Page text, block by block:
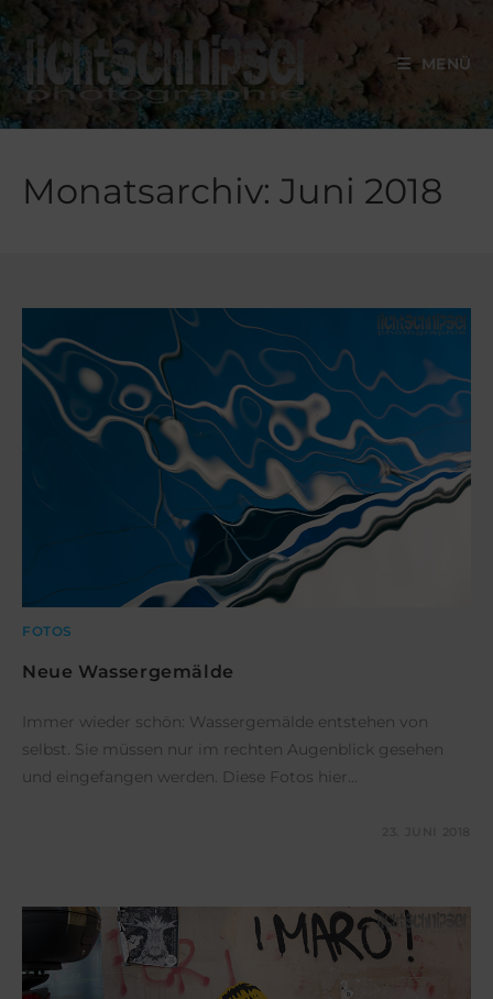
MENÜ
Monatsarchiv: Juni 2018
FOTOS
Neue Wassergemälde
Immer wieder schön: Wassergemälde entstehen von
selbst. Sie müssen nur im rechten Augenblick gesehen
und eingefangen werden. Diese Fotos hier…